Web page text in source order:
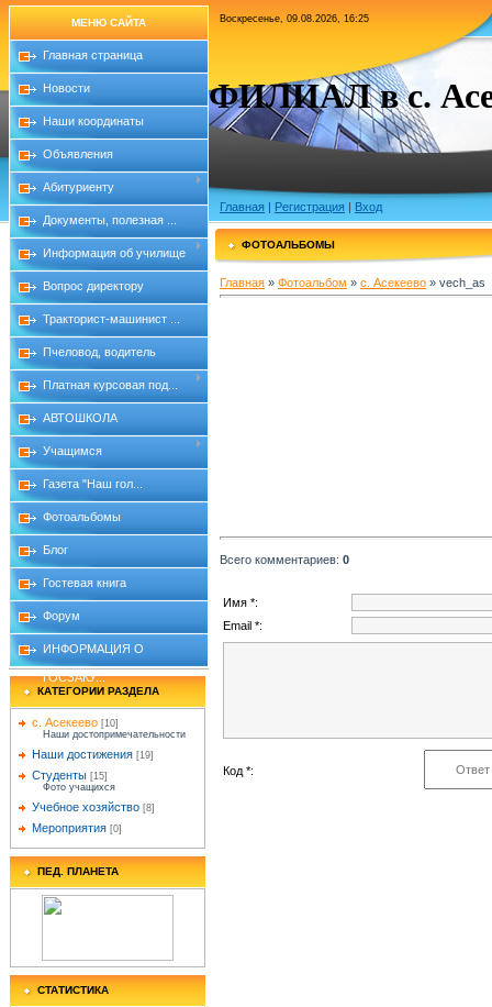
МЕНЮ САЙТА
Главная страница
Новости
Наши координаты
Объявления
Абитуриенту
Документы, полезная ...
Информация об училище
Вопрос директору
Тракторист-машинист ...
Пчеловод, водитель
Платная курсовая под...
АВТОШКОЛА
Учащимся
Газета "Наш гол...
Фотоальбомы
Блог
Гостевая книга
Форум
ИНФОРМАЦИЯ О
ГОСЗАКУ...
КАТЕГОРИИ РАЗДЕЛА
с. Асекеево [10]
Наши достопримечательности
Наши достижения [19]
Студенты [15]
Фото учащихся
Учебное хозяйство [8]
Мероприятия [0]
ПЕД. ПЛАНЕТА
СТАТИСТИКА
Воскресенье, 09.08.2026, 16:25
ФИЛИАЛ в с.
Главная | Регистрация | Вход
ФОТОАЛЬБОМЫ
Главная » Фотоальбом » с. Асекеево » vech_as
Всего комментариев: 0
Имя *:
Email *:
Код *: